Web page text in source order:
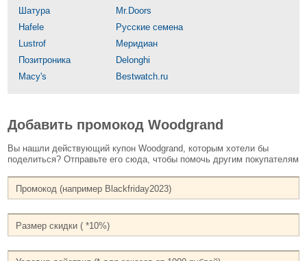
Шатура
Mr.Doors
Hafele
Русские семена
Lustrof
Меридиан
Позитроника
Delonghi
Macy's
Bestwatch.ru
Добавить промокод Woodgrand
Вы нашли действующий купон Woodgrand, которым хотели бы
поделиться? Отправьте его сюда, чтобы помочь другим покупателям